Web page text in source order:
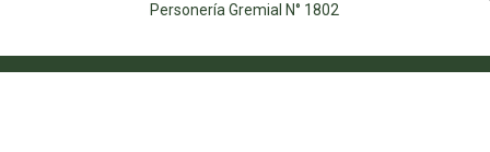
Personería Gremial N° 1802